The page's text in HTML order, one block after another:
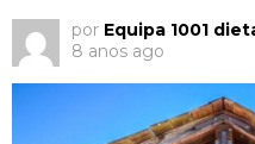
por Equipa 1001
8 anos ago